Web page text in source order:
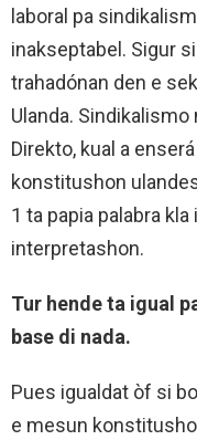
laboral pa
inakseptabel. Sigur
trahadónan den e
Ulanda.
Direkto, kual a
konstitushon
1 ta papia palabra
interpretashon.
Tur hende ta igual
base di nada.
Pues igualdat òf si
e mesun